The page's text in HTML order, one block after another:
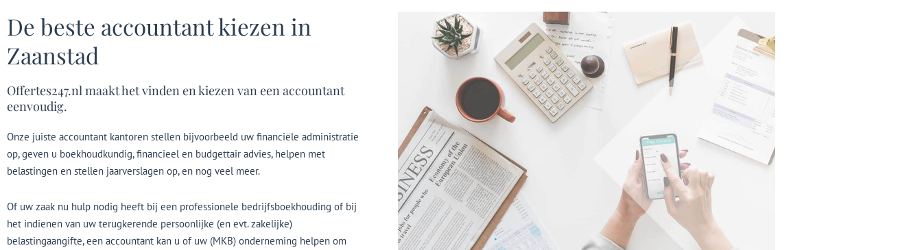
De beste accountant kiezen in
Zaanstad
Offertes247.nl maakt het vinden en kiezen van een accountant
eenvoudig.
Onze juiste accountant kantoren stellen bijvoorbeeld uw financiële administratie
op, geven u boekhoudkundig, financieel en budgettair advies, helpen met
belastingen en stellen jaarverslagen op, en nog veel meer.
Of uw zaak nu hulp nodig heeft bij een professionele bedrijfsboekhouding of bij
het indienen van uw terugkerende persoonlijke (en evt. zakelijke)
belastingaangifte, een accountant kan u of uw (MKB) onderneming helpen om